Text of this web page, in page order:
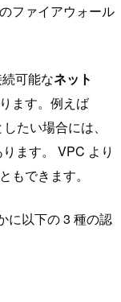
ファイアウォール
可能なネット
ます。例えば
たい場合には、
ます。 VPC より
もできます。
に以下の 3 種の認